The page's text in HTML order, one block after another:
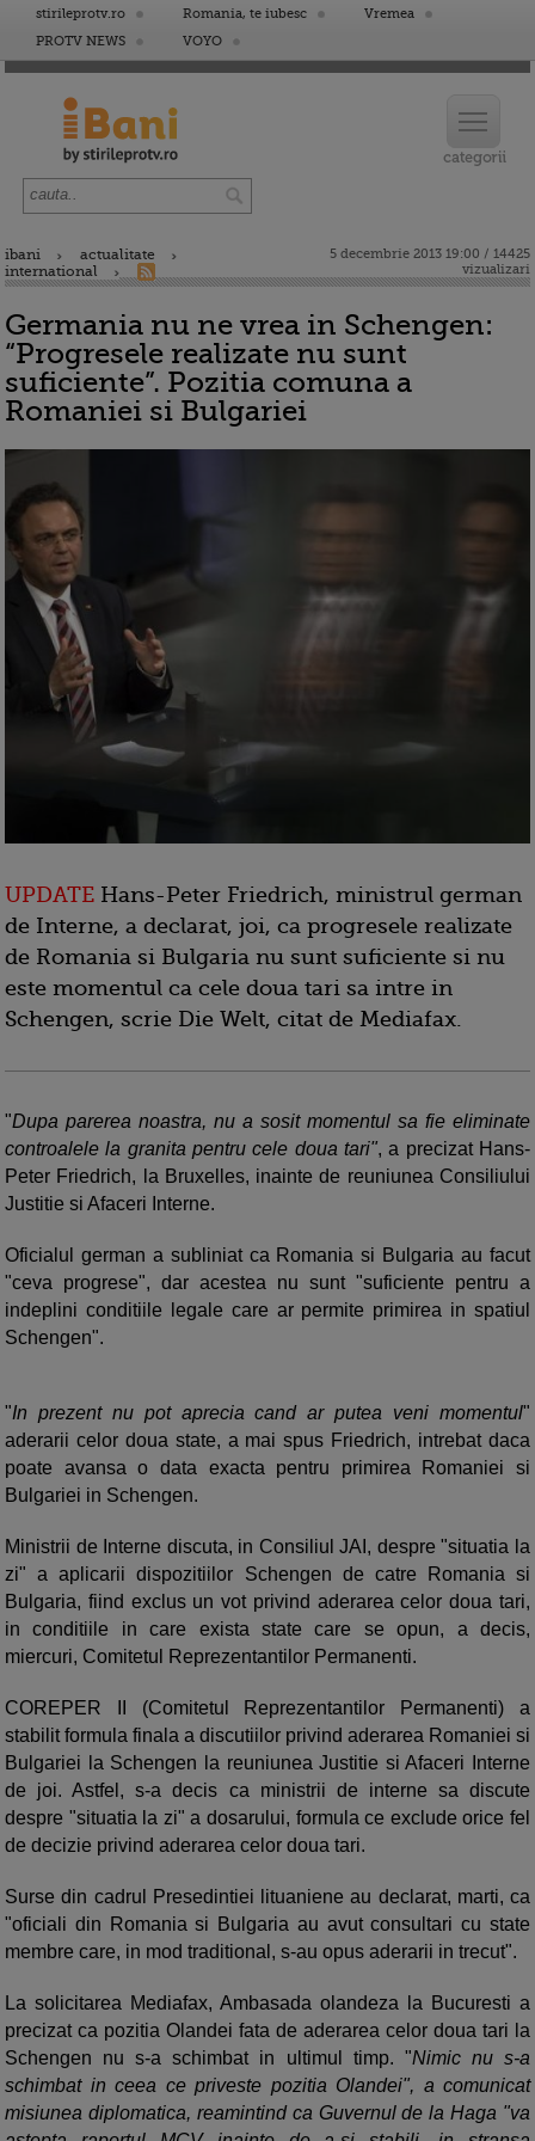
stirileprotv.ro Romania, te iubesc
Vremea
PROTV NEWS
VOYO
ibani
actualitate
international
5 decembrie 2013 19:00 / 14425
vizualizari
Germania nu ne vrea in Schengen:
“Progresele realizate nu sunt
suficiente”. Pozitia comuna a
Romaniei si Bulgariei
UPDATE Hans-Peter Friedrich, ministrul german
de Interne, a declarat, joi, ca progresele realizate
de Romania si Bulgaria nu sunt suficiente si nu
este momentul ca cele doua tari sa intre in
Schengen, scrie Die Welt, citat de Mediafax.
"Dupa parerea noastra, nu a sosit momentul sa fie eliminate
controalele la granita pentru cele doua tari", a precizat Hans-
Peter Friedrich, la Bruxelles, inainte de reuniunea Consiliului
Justitie si Afaceri Interne.
Oficialul german a subliniat ca Romania si Bulgaria au facut
"ceva progrese", dar acestea nu sunt "suficiente pentru a
indeplini conditiile legale care ar permite primirea in spatiul
Schengen".
"In prezent nu pot aprecia cand ar putea veni momentul"
aderarii celor doua state, a mai spus Friedrich, intrebat daca
poate avansa o data exacta pentru primirea Romaniei si
Bulgariei in Schengen.
Ministrii de Interne discuta, in Consiliul JAI, despre "situatia la
zi" a aplicarii dispozitiilor Schengen de catre Romania si
Bulgaria, fiind exclus un vot privind aderarea celor doua tari,
in conditiile in care exista state care se opun, a decis,
miercuri, Comitetul Reprezentantilor Permanenti.
COREPER II (Comitetul Reprezentantilor Permanenti) a
stabilit formula finala a discutiilor privind aderarea Romaniei si
Bulgariei la Schengen la reuniunea Justitie si Afaceri Interne
de joi. Astfel, s-a decis ca ministrii de interne sa discute
despre "situatia la zi" a dosarului, formula ce exclude orice fel
de decizie privind aderarea celor doua tari.
Surse din cadrul Presedintiei lituaniene au declarat, marti, ca
"oficiali din Romania si Bulgaria au avut consultari cu state
membre care, in mod traditional, s-au opus aderarii in trecut".
La solicitarea Mediafax, Ambasada olandeza la Bucuresti a
precizat ca pozitia Olandei fata de aderarea celor doua tari la
Schengen nu s-a schimbat in ultimul timp. "Nimic nu s-a
schimbat in ceea ce priveste pozitia Olandei", a comunicat
misiunea diplomatica, reamintind ca Guvernul de la Haga "va